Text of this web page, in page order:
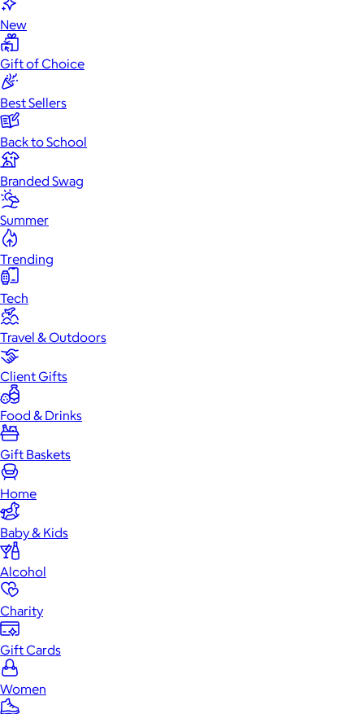
New
Gift of Choice
Best Sellers
Back to School
Branded Swag
Summer
Trending
Tech
Travel & Outdoors
Client Gifts
Food & Drinks
Gift Baskets
Home
Baby & Kids
Alcohol
Charity
Gift Cards
Women